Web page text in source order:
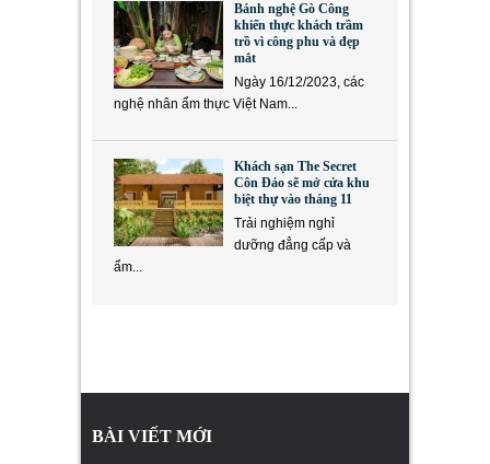
Bánh nghệ Gò Công
khiến thực khách trầm
trồ vì công phu và đẹp
mắt
Ngày 16/12/2023, các
nghệ nhân ẩm thực Việt Nam...
Khách sạn The Secret
Côn Đảo sẽ mở cửa khu
biệt thự vào tháng 11
Trải nghiệm nghỉ
dưỡng đẳng cấp và
ẩm...
BÀI VIẾT MỚI